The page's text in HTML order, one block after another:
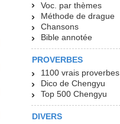
Voc. par thèmes
Méthode de drague
Chansons
Bible annotée
PROVERBES
1100 vrais proverbes
Dico de Chengyu
Top 500 Chengyu
DIVERS